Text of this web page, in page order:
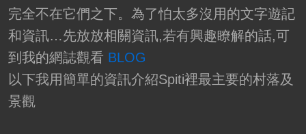
完全不在它們之下。為了怕太多沒用的文字遊記
和資訊…先放放相關資訊,若有興趣瞭解的話,可
到我的網誌觀看 BLOG
以下我用簡單的資訊介紹Spiti裡最主要的村落及
景觀